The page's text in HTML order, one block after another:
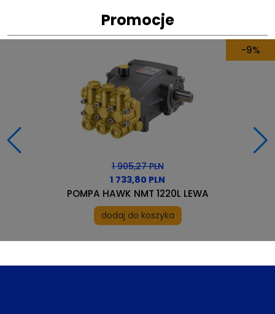
Promocje
-9%
1 905,27 PLN
1 733,80 PLN
POMPA HAWK NMT 1220L LEWA
dodaj do koszyka